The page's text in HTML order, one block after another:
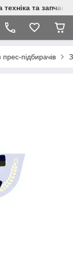
та
підбирачів